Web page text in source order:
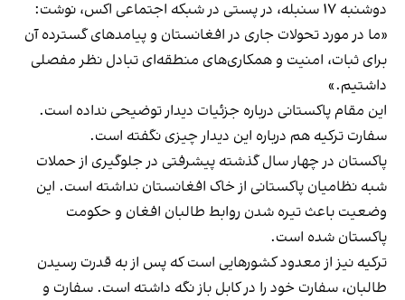
دوشنبه ۱۷ سنبله، در پستی در شبکه اجتماعی اکس، نوشت:
«ما در مورد تحولات جاری در افغانستان و پیامدهای گسترده آن
برای ثبات، امنیت و همکاری‌های منطقه‌ای تبادل نظر مفصلی
داشتیم.»
این مقام پاکستانی درباره جزئیات دیدار توضیحی نداده است.
سفارت ترکیه هم درباره این دیدار چیزی نگفته است.
پاکستان در چهار سال گذشته پیشرفتی در جلوگیری از حملات
شبه نظامیان پاکستانی از خاک افغانستان نداشته است. این
وضعیت باعث تیره شدن روابط طالبان افغان و حکومت
پاکستان شده است.
ترکیه نیز از معدود کشورهایی است که پس از به قدرت رسیدن
طالبان، سفارت خود را در کابل باز نگه داشته است. سفارت و